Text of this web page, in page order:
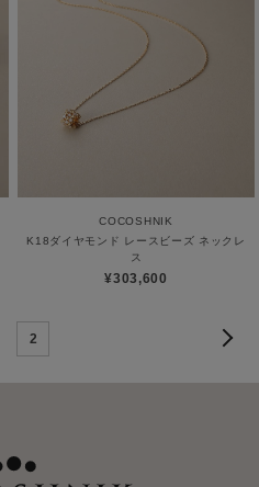
COCOSHNIK
K18ダイヤモンド レースビーズ ネックレ
ス
¥303,600
2